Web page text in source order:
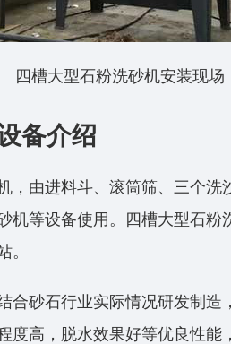
四槽大型石粉洗砂机安装现场
备介绍
，由进料斗、滚筒筛、三个
机等设备使用。四槽大型石
。
合砂石行业实际情况研发制
度高，脱水效果好等优良性